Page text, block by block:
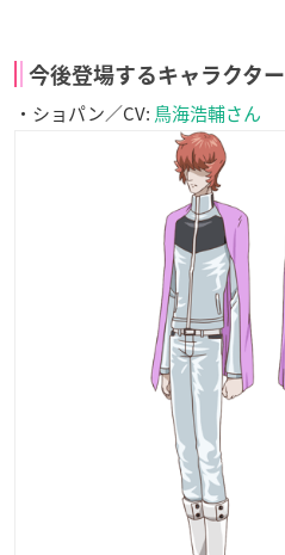
今後登場するキャラクター
・ショパン／CV: 鳥海浩輔さん